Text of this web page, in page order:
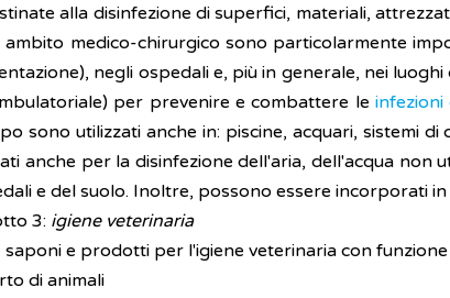
alla disinfezione di superfici, materiali,
ambito medico-chirurgico sono particolarmente
negli ospedali e, più in generale, nei
per prevenire e combattere leinfezioni
sono utilizzati anche in: piscine, acquari, sistemi
anche per la disinfezione dell'aria, dell'acqua non
e del suolo. Inoltre, possono essere incorporati
3: igiene veterinaria
saponi e prodotti per l'igiene veterinaria con
di animali